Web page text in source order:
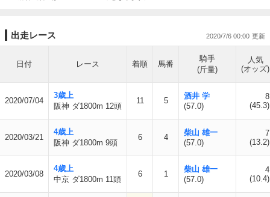
出走レース 2020/7/6 00:00
日付 レース 着順 馬番
騎手
(斤量)
人気
(オッズ)
2020/07/04
3歳上
阪神 ダ1800m 12頭
11 5
酒井 学
(57.0)
8
(45.3)
2020/03/21
4歳上
阪神 ダ1800m 9頭
6 4
柴山 雄一
(57.0)
7
(13.2)
2020/03/08
4歳上
中京 ダ1800m 11頭
6 1
柴山 雄一
(57.0)
4
(10.4)